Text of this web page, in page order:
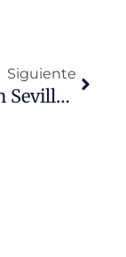
Siguiente
Curso En Sevilla: Nueva Convocatoria Del Programa De Especialización Para El Emprendimiento En Sevilla